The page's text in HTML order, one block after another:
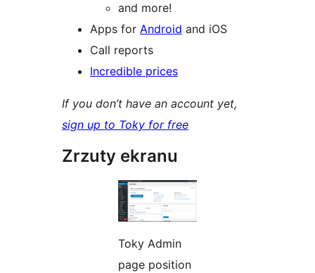
and more!
Apps for Android and iOS
Call reports
Incredible prices
If you don’t have an account yet,
sign up to Toky for free
Zrzuty ekranu
Toky Admin
page position